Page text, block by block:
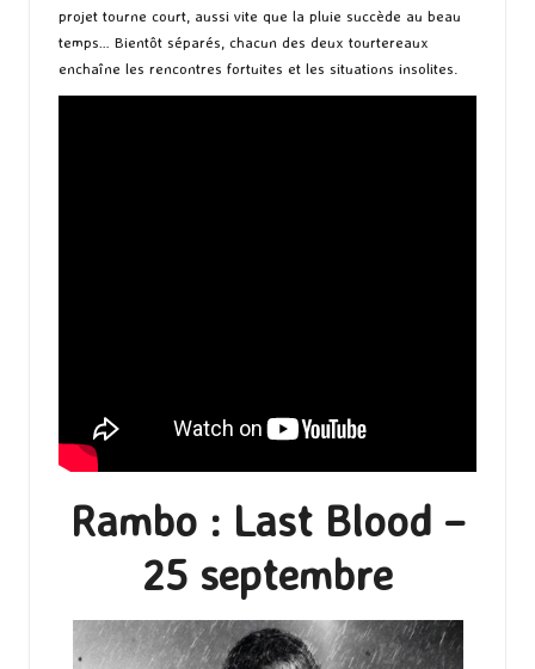
projet tourne court, aussi vite que la pluie succède au beau
temps… Bientôt séparés, chacun des deux tourtereaux
enchaîne les rencontres fortuites et les situations insolites.
Rambo : Last Blood –
25 septembre